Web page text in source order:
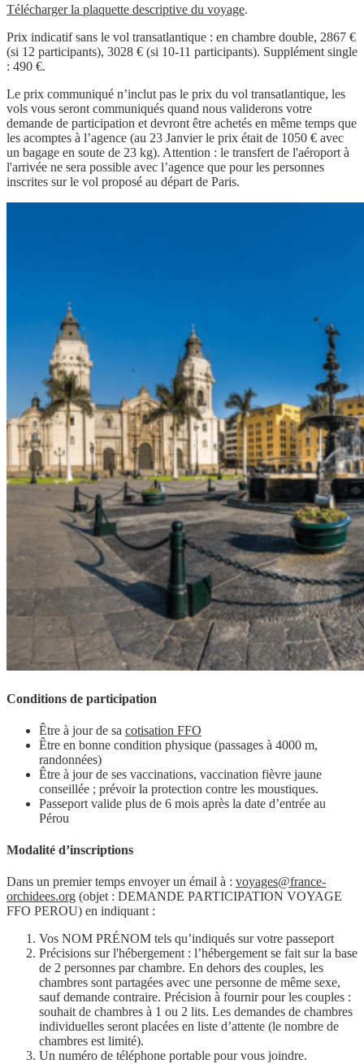
Télécharger la plaquette descriptive du voyage.
Prix indicatif sans le vol transatlantique : en chambre double, 2867 €
(si 12 participants), 3028 € (si 10-11 participants). Supplément single
: 490 €.
Le prix communiqué n’inclut pas le prix du vol transatlantique, les
vols vous seront communiqués quand nous validerons votre
demande de participation et devront être achetés en même temps que
les acomptes à l’agence (au 23 Janvier le prix était de 1050 € avec
un bagage en soute de 23 kg). Attention : le transfert de l'aéroport à
l'arrivée ne sera possible avec l’agence que pour les personnes
inscrites sur le vol proposé au départ de Paris.
Conditions de participation
Être à jour de sa cotisation FFO
Être en bonne condition physique (passages à 4000 m,
randonnées)
Être à jour de ses vaccinations, vaccination fièvre jaune
conseillée ; prévoir la protection contre les moustiques.
Passeport valide plus de 6 mois après la date d’entrée au
Pérou
Modalité d’inscriptions
Dans un premier temps envoyer un émail à : voyages@france-
orchidees.org (objet : DEMANDE PARTICIPATION VOYAGE
FFO PEROU) en indiquant :
Vos NOM PRÉNOM tels qu’indiqués sur votre passeport
Précisions sur l'hébergement : l’hébergement se fait sur la base
de 2 personnes par chambre. En dehors des couples, les
chambres sont partagées avec une personne de même sexe,
sauf demande contraire. Précision à fournir pour les couples :
souhait de chambres à 1 ou 2 lits. Les demandes de chambres
individuelles seront placées en liste d’attente (le nombre de
chambres est limité).
Un numéro de téléphone portable pour vous joindre.